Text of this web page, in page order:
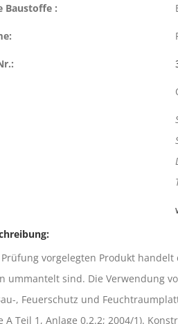
Baustoffe :
vorgelegten Produkt
ummantelt sind. Die Verwendung
, Feuerschutz und
A Teil 1, Anlage 0.2.2; 2004/1).